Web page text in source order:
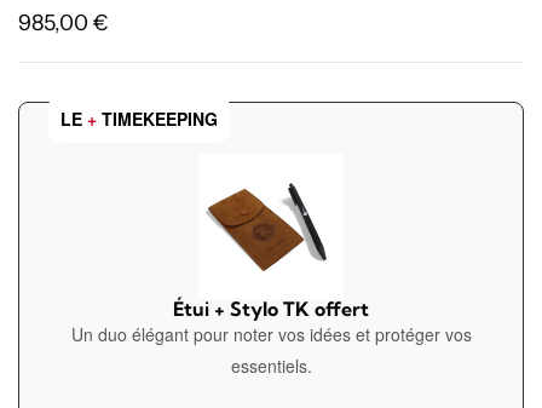
985,00 €
LE + TIMEKEEPING
Étui + Stylo TK offert
Un duo élégant pour noter vos idées et protéger vos
essentiels.